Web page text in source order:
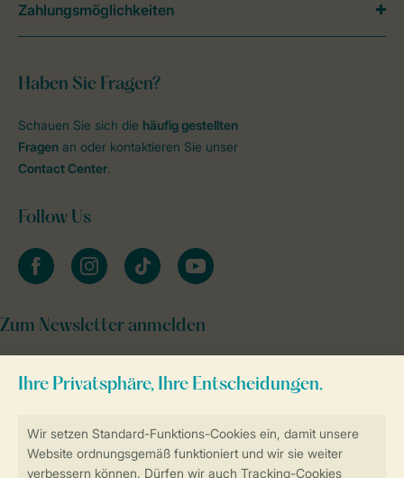
Haben Sie Fragen?
Schauen Sie sich die häufig gestellten
Fragen an oder kontaktieren Sie unser
Contact Center.
Follow Us
facebookinstagramtiktok youtube
Zum Newsletter anmelden
Zahlungsmöglichkeiten